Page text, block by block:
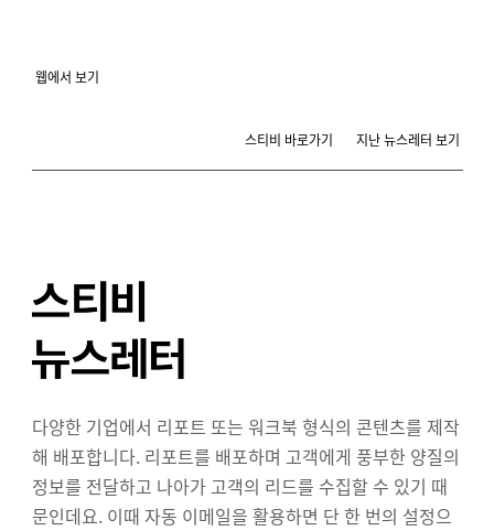
웹에서 보기
스티비 바로가기 지난 뉴스레터 보기
다양한 기업에서 리포트 또는 워크북 형식의 콘텐츠를 제작
해 배포합니다. 리포트를 배포하며 고객에게 풍부한 양질의
정보를 전달하고 나아가 고객의 리드를 수집할 수 있기 때
문인데요. 이때 자동 이메일을 활용하면 단 한 번의 설정으